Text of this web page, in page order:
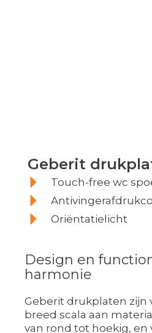
Geberit
Drukplaten
Design en
harmonie
Geberit drukplaten zijn
breed scala aan
van rond tot hoekig, en
Geberit
Touch-free wc
Oriëntatielicht